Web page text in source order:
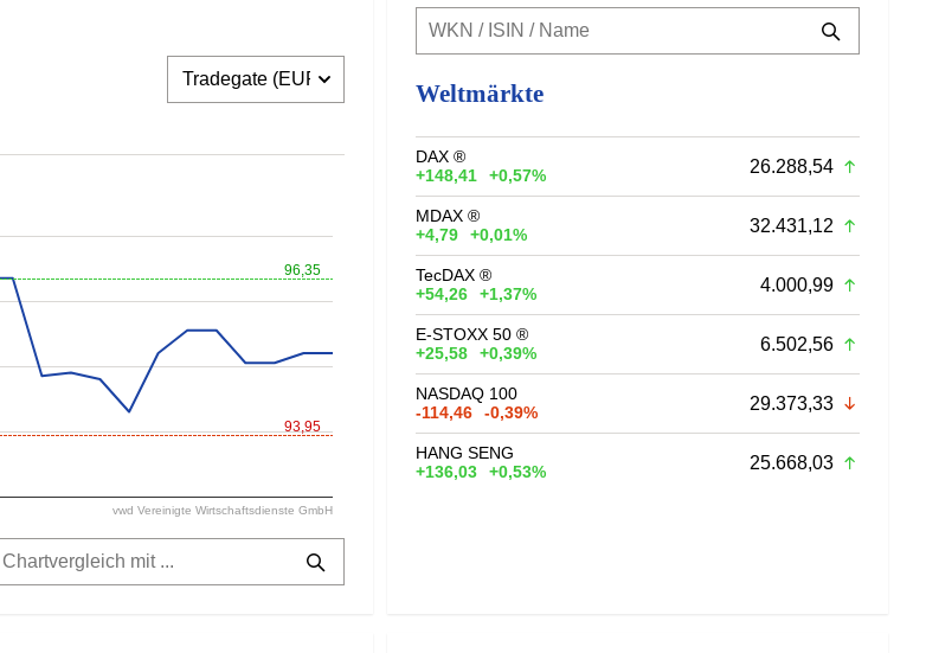
96,35
93,95
vwd Vereinigte Wirtschaftsdienste GmbH
Weltmärkte
DAX ®
+148,41
+0,57% 26.288,54
MDAX ®
+4,79
+0,01% 32.431,12
TecDAX ®
+54,26
+1,37% 4.000,99
E-STOXX 50 ®
+25,58
+0,39% 6.502,56
NASDAQ 100
-114,46
-0,39% 29.373,33
HANG SENG
+136,03
+0,53% 25.668,03